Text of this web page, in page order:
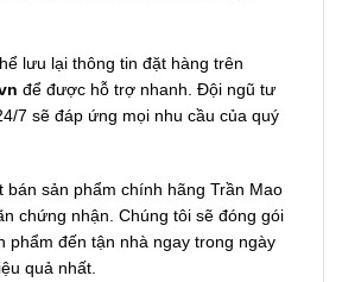
lưu lại thông tin đặt hàng trên
để được hỗ trợ nhanh. Đội ngũ tư
7 sẽ đáp ứng mọi nhu cầu của quý
bán sản phẩm chính hãng Trần Mao
chứng nhận. Chúng tôi sẽ đóng gói
phẩm đến tận nhà ngay trong ngày
quả nhất.